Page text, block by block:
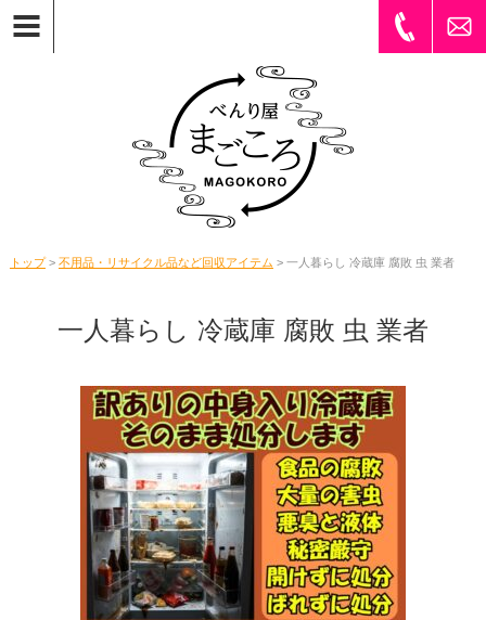
トップ> 不用品・リサイクル品など回収アイテム > 一人暮らし 冷蔵庫 腐敗 虫 業者
一人暮らし 冷蔵庫 腐敗 虫 業者